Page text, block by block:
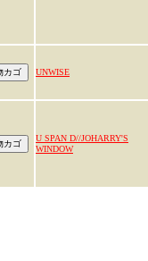
UNWISE
U SPAN D//JOHARRY'S
WINDOW